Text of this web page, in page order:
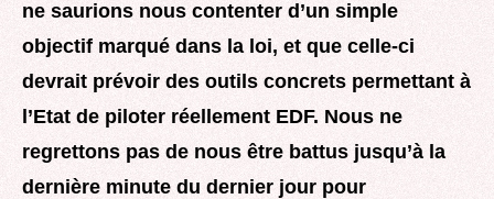
ne saurions nous contenter d’un simple
objectif marqué dans la loi, et que celle-ci
devrait prévoir des outils concrets permettant à
l’Etat de piloter réellement EDF. Nous ne
regrettons pas de nous être battus jusqu’à la
dernière minute du dernier jour pour